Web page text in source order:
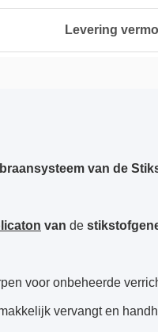
Levering
van de
van de
voor onbeheerde
vervangt en